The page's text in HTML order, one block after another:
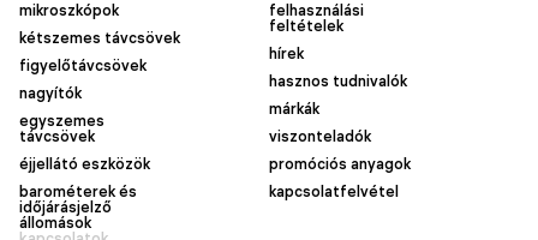
mikroszkópok
kétszemes távcsövek
figyelőtávcsövek
nagyítók
egyszemes
távcsövek
éjjellátó eszközök
barométerek és
időjárásjelző
állomások
felhasználási
feltételek
hírek
hasznos tudnivalók
márkák
viszonteladók
promóciós anyagok
kapcsolatfelvétel